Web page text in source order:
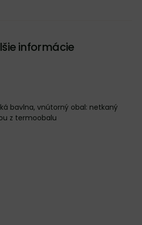
informácie
bavlna, vnútorný obal: netkaný
z termoobalu